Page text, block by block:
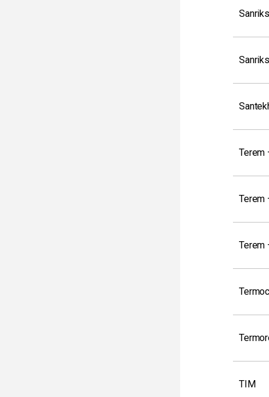
Terem
Terem
Terem
TIM